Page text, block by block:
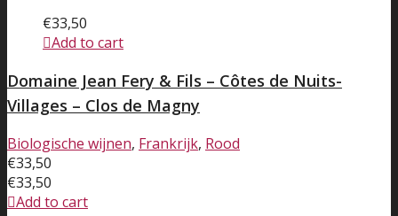
€33,50
Add to cart
Domaine Jean Fery & Fils – Côtes de Nuits-
Villages – Clos de Magny
Biologische wijnen, Frankrijk, Rood
€33,50
€33,50
Add to cart